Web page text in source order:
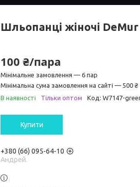
Шльопанці жіночі
100 ₴/пара
Мінімальне замовлення — 6 пар
Мінімальна сума замовлення на сайті — 500 ₴
В наявності
Тільки оптом Код: W7147-
Купити
+380 (66) 095-64-10
Андрей.